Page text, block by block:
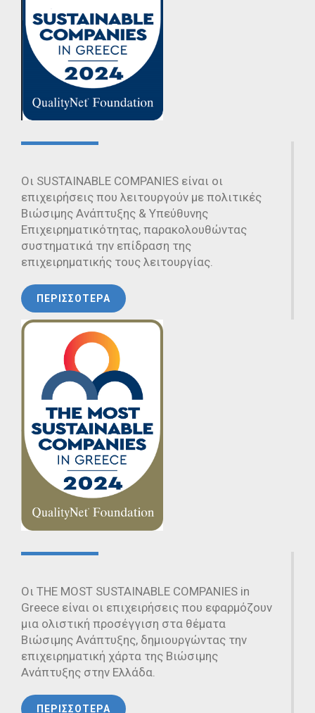
Οι SUSTAINABLE COMPANIES είναι οι
επιχειρήσεις που λειτουργούν με πολιτικές
Βιώσιμης Ανάπτυξης & Υπεύθυνης
Επιχειρηματικότητας, παρακολουθώντας
συστηματικά την επίδραση της
επιχειρηματικής τους λειτουργίας.
ΠΕΡΙΣΣΟΤΕΡΑ
Οι THE MOST SUSTAINABLE COMPANIES in
Greece είναι οι επιχειρήσεις που εφαρμόζουν
μια ολιστική προσέγγιση στα θέματα
Βιώσιμης Ανάπτυξης, δημιουργώντας την
επιχειρηματική χάρτα της Βιώσιμης
Ανάπτυξης στην Ελλάδα.
ΠΕΡΙΣΣΟΤΕΡΑ